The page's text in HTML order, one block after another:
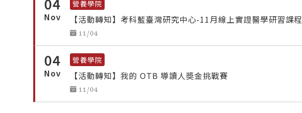
Nov
營養學院
【活動轉知】考科藍臺灣研究中心-11月線上實證醫學研習課程
11/04
04
Nov
營養學院
【活動轉知】我的 OTB 導讀人奬金挑戰賽
11/04